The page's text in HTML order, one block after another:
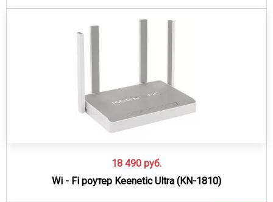
18 490 руб.
Wi - Fi роутер Keenetic Ultra (KN-1810)